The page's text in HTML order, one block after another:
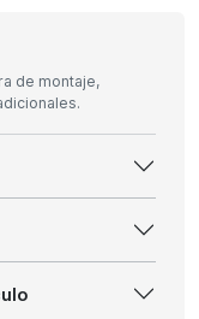
de montaje,